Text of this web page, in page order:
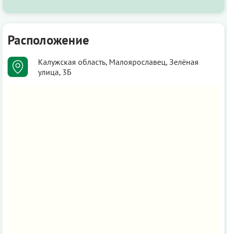
Расположение
Калужская область, Малоярославец, Зелёная
улица, 3Б